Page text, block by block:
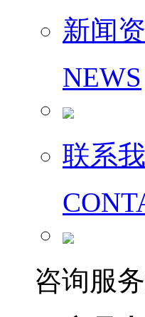
新闻
NEWS
联系
咨询服